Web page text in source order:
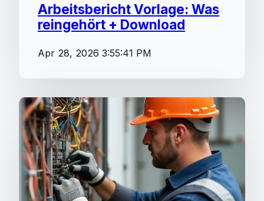
Arbeitsbericht Vorlage: Was
reingehört + Download
Apr 28, 2026 3:55:41 PM